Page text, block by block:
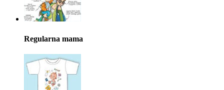
Regularna mama